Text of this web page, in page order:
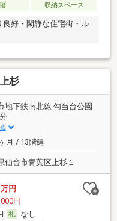
収納スペース
良好・閑静な住宅街・ル
杉
地下鉄南北線 勾当台公園
月 / 13階建
仙台市青葉区上杉１
万円
円
なし